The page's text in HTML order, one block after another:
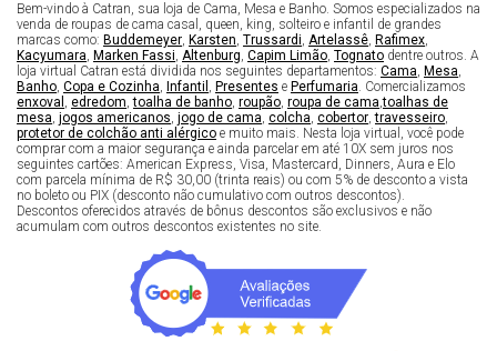
Bem-vindo à Catran, sua loja de Cama, Mesa e Banho. Somos especializados na
venda de roupas de cama casal, queen, king, solteiro e infantil de grandes
marcas como: Buddemeyer, Karsten, Trussardi, Artelassê, Rafimex,
Kacyumara, Marken Fassi, Altenburg, Capim Limão, Tognato dentre outros. A
loja virtual Catran está dividida nos seguintes departamentos: Cama, Mesa,
Banho, Copa e Cozinha, Infantil , Presentes e Perfumaria. Comercializamos
enxoval , edredom,toalha de banho, roupão, roupa de cama,toalhas de
mesa, jogos americanos, jogo de cama, colcha, cobertor,travesseiro,
protetor de colchão anti alérgico e muito mais. Nesta loja virtual, você pode
comprar com a maior segurança e ainda parcelar em até 10X sem juros nos
seguintes cartões: American Express, Visa, Mastercard, Dinners, Aura e Elo
com parcela mínima de R$ 30,00 (trinta reais) ou com 5% de desconto a vista
no boleto ou PIX (desconto não cumulativo com outros descontos).
Descontos oferecidos através de bônus descontos são exclusivos e não
acumulam com outros descontos existentes no site.